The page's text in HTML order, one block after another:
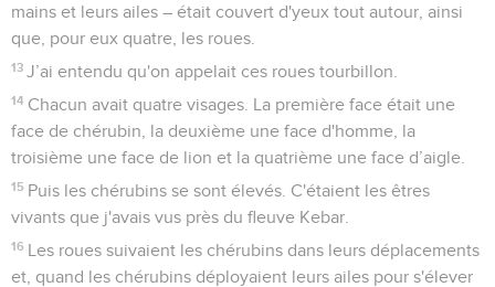
mains et leurs ailes – était couvert d'yeux tout autour, ainsi
que, pour eux quatre, les roues.
13 J’ai entendu qu'on appelait ces roues tourbillon.
14 Chacun avait quatre visages. La première face était une
face de chérubin, la deuxième une face d'homme, la
troisième une face de lion et la quatrième une face d’aigle.
15 Puis les chérubins se sont élevés. C'étaient les êtres
vivants que j'avais vus près du fleuve Kebar.
16 Les roues suivaient les chérubins dans leurs déplacements
et, quand les chérubins déployaient leurs ailes pour s'élever